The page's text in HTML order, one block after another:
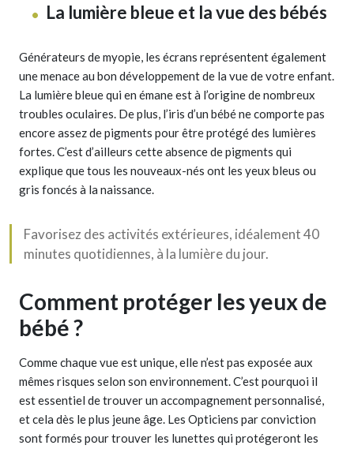
La lumière bleue et la vue des bébés
Générateurs de myopie, les écrans représentent également
une menace au bon développement de la vue de votre enfant.
La lumière bleue qui en émane est à l’origine de nombreux
troubles oculaires. De plus, l’iris d’un bébé ne comporte pas
encore assez de pigments pour être protégé des lumières
fortes. C’est d’ailleurs cette absence de pigments qui
explique que tous les nouveaux-nés ont les yeux bleus ou
gris foncés à la naissance.
Favorisez des activités extérieures, idéalement 40
minutes quotidiennes, à la lumière du jour.
Comment protéger les yeux de
bébé ?
Comme chaque vue est unique, elle n’est pas exposée aux
mêmes risques selon son environnement. C’est pourquoi il
est essentiel de trouver un accompagnement personnalisé,
et cela dès le plus jeune âge. Les Opticiens par conviction
sont formés pour trouver les lunettes qui protégeront les